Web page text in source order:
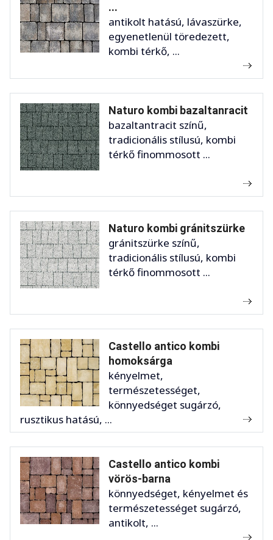
...
antikolt hatású, lávaszürke,
egyenetlenül töredezett,
kombi térkő, ...
Naturo kombi bazaltanracit
bazaltantracit színű,
tradicionális stílusú, kombi
térkő finommosott ...
Naturo kombi gránitszürke
gránitszürke színű,
tradicionális stílusú, kombi
térkő finommosott ...
Castello antico kombi
homoksárga
kényelmet,
természetességet,
könnyedséget sugárzó,
rusztikus hatású, ...
Castello antico kombi
vörös-barna
könnyedséget, kényelmet és
természetességet sugárzó,
antikolt, ...